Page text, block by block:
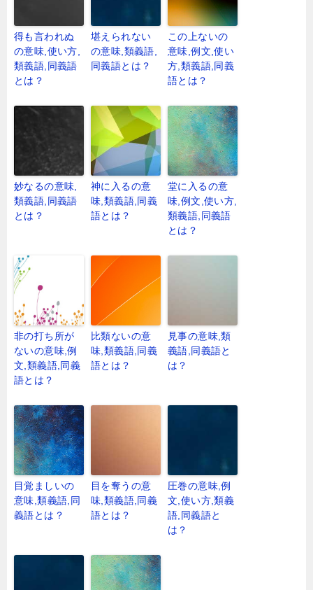
得も言われぬ
の意味,使い方,
類義語,同義語
とは？
堪えられない
の意味,類義語,
同義語とは？
この上ないの
意味,例文,使い
方,類義語,同義
語とは？
妙なるの意味,
類義語,同義語
とは？
神に入るの意
味,類義語,同義
語とは？
堂に入るの意
味,例文,使い方,
類義語,同義語
とは？
非の打ち所が
ないの意味,例
文,類義語,同義
語とは？
比類ないの意
味,類義語,同義
語とは？
見事の意味,類
義語,同義語と
は？
目覚ましいの
意味,類義語,同
義語とは？
目を奪うの意
味,類義語,同義
語とは？
圧巻の意味,例
文,使い方,類義
語,同義語と
は？